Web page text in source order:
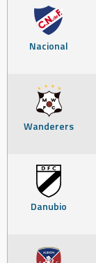
Nacional
Wanderers
Danubio